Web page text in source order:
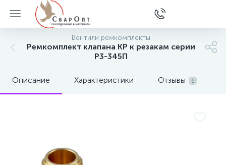
Вентили ремкомплекты
Ремкомплект клапана КР к резакам серии
Р3-345П
Описание Характеристики Отзывы 6